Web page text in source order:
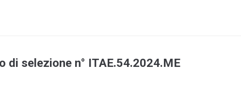
di selezione n° ITAE.54.2024.ME